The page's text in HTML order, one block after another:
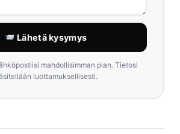
Lähetä kysymys
mahdollisimman pian. Tietosi
luottamuksellisesti.